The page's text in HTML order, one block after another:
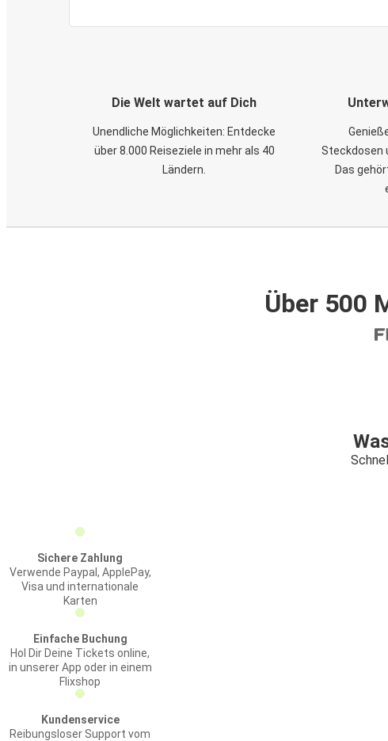
Die Welt wartet auf Dich
Unendliche Möglichkeiten: Entdecke
über 8.000 Reiseziele in mehr als 40
Ländern.
Steckdosen
Das
Über 500
Sichere Zahlung
Verwende Paypal, ApplePay,
Visa und internationale
Karten
Einfache Buchung
Hol Dir Deine Tickets online,
in unserer App oder in einem
Flixshop
Kundenservice
Reibungsloser Support vom